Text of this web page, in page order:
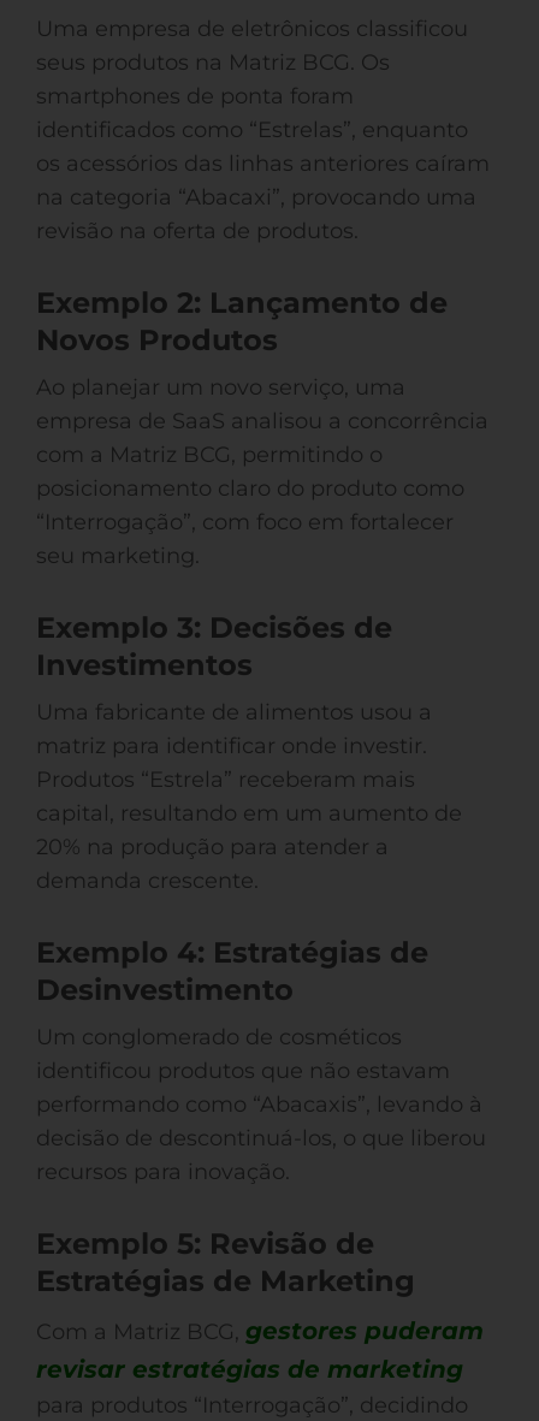
Uma empresa de eletrônicos classificou
seus produtos na Matriz BCG. Os
smartphones de ponta foram
identificados como “Estrelas”, enquanto
os acessórios das linhas anteriores caíram
na categoria “Abacaxi”, provocando uma
revisão na oferta de produtos.
Exemplo 2: Lançamento de
Novos Produtos
Ao planejar um novo serviço, uma
empresa de SaaS analisou a concorrência
com a Matriz BCG, permitindo o
posicionamento claro do produto como
“Interrogação”, com foco em fortalecer
seu marketing.
Exemplo 3: Decisões de
Investimentos
Uma fabricante de alimentos usou a
matriz para identificar onde investir.
Produtos “Estrela” receberam mais
capital, resultando em um aumento de
20% na produção para atender a
demanda crescente.
Exemplo 4: Estratégias de
Desinvestimento
Um conglomerado de cosméticos
identificou produtos que não estavam
performando como “Abacaxis”, levando à
decisão de descontinuá-los, o que liberou
recursos para inovação.
Exemplo 5: Revisão de
Estratégias de Marketing
Com a Matriz BCG, gestores puderam
revisar estratégias de marketing
para produtos “Interrogação”, decidindo